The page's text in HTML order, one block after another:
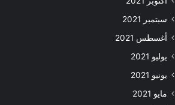
سبتمبر 2021
أغسطس 2021
يوليو 2021
يونيو 2021
مايو 2021